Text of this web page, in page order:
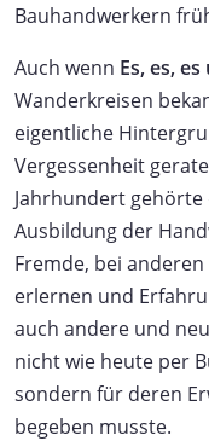
Bauhandwerkern
Auch wenn Es, es,
Wanderkreisen
eigentliche
Vergessenheit
Jahrhundert
Ausbildung der
Fremde, bei
erlernen und
auch andere und
nicht wie heute per
sondern für deren
begeben musste.